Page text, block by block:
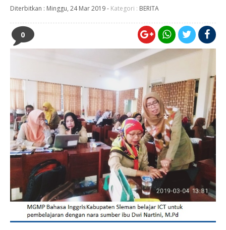
Diterbitkan : Minggu, 24 Mar 2019- Kategori : BERITA
0